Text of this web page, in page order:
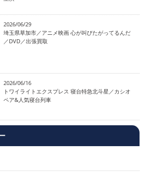
2026/06/29
埼玉県草加市／アニメ映画 心が叫びたがってるんだ
／DVD／出張買取
2026/06/16
トワイライトエクスプレス 寝台特急北斗星／カシオ
ペア&人気寝台列車